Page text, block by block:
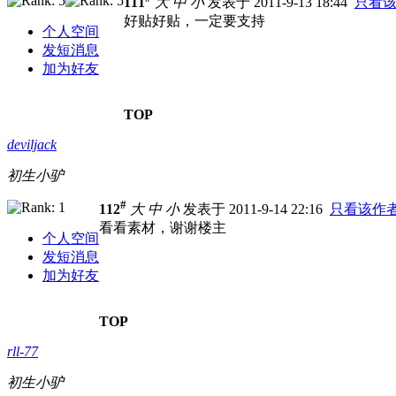
个人空间
发短消息
加为好友
好贴好贴，一定要支持
TOP
deviljack
初生小驴
个人空间
发短消息
加为好友
112# 大 中 小发表于 2011-9-14 22:16 只看该作
看看素材，谢谢楼主
TOP
rll-77
初生小驴